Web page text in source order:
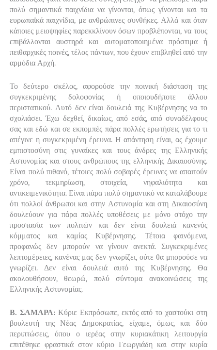
πολύ σημαντικά παιχνίδια να γίνονται, όπως γίνονται και τα
ευρωπαϊκά παιχνίδια, με ανθρώπινες συνθήκες. Αλλά και όταν
κάποιες μειοψηφίες παρεκκλίνουν όσων προβλέπονται, να τους
επιβάλλονται αυστηρά και αυτοματοποιημένα πρόστιμα ή
πειθαρχικές ποινές, τέλος πάντων, που έχουν επιβληθεί από την
αρμόδια Αρχή.
Το δεύτερο σκέλος, αφορούσε την ποινική διάσταση της
συγκεκριμένης δολοφονίας ή οποιουδήποτε άλλου
περιστατικού. Αυτό δεν είναι δουλειά της Κυβέρνησης να το
σχολιάσει. Έχω δεχθεί, δικαίως, από εσάς, από συναδέλφους
σας και εδώ και σε εκπομπές πάρα πολλές ερωτήσεις για το τι
απέγινε η συγκεκριμένη έρευνα. Η απάντηση είναι, ας έχουμε
εμπιστοσύνη στις γυναίκες και τους άνδρες της Ελληνικής
Αστυνομίας και στους ανθρώπους της ελληνικής Δικαιοσύνης.
Είναι πολύ πιθανό, τέτοιες πολύ σοβαρές έρευνες να απαιτούν
χρόνο, τεκμηρίωση, στοιχεία, νηφαλιότητα και
αντικειμενικότητα. Είναι πάρα πολύ σημαντικό να καταλάβουμε
ότι πολλοί άνθρωποι και στην Αστυνομία και στη Δικαιοσύνη
δουλεύουν για πάρα πολλές υποθέσεις με μόνο στόχο την
προστασία των πολιτών και δεν είναι δουλειά κανενός
κόμματος και καμίας Κυβέρνησης. Τέτοια φαινόμενα,
προφανώς δεν μπορούν να γίνουν ανεκτά. Συγκεκριμένες
λεπτομέρειες, κανένας μας δεν γνωρίζει, ούτε θα μπορούσε να
γνωρίζει. Δεν είναι δουλειά αυτό της Κυβέρνησης. Θα
ακολουθήσουν, θεωρώ, πολύ σύντομα ανακοινώσεις της
Ελληνικής Αστυνομίας.
Β. ΣΑΜΑΡΑ: Κύριε Εκπρόσωπε, εκτός από το χαστούκι στη
βουλευτή της Νέας Δημοκρατίας, είχαμε, όμως, και δύο
περιπτώσεις, όπου ο ιερέας στην κυριακάτικη λειτουργία
επιτέθηκε φραστικά στον κύριο Γεωργιάδη και στην κυρία